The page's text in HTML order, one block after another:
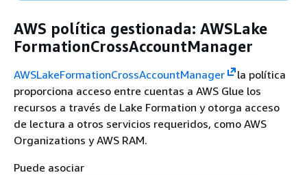
AWS política gestionada: AWSLake
FormationCrossAccountManager
AWSLakeFormationCrossAccountManager
la política
proporciona acceso entre cuentas a AWS Glue los
recursos a través de Lake Formation y otorga acceso
de lectura a otros servicios requeridos, como AWS
Organizations y AWS RAM.
Puede asociar